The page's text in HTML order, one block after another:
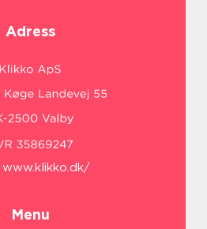
Adress
www.klikko.dk/
Menu